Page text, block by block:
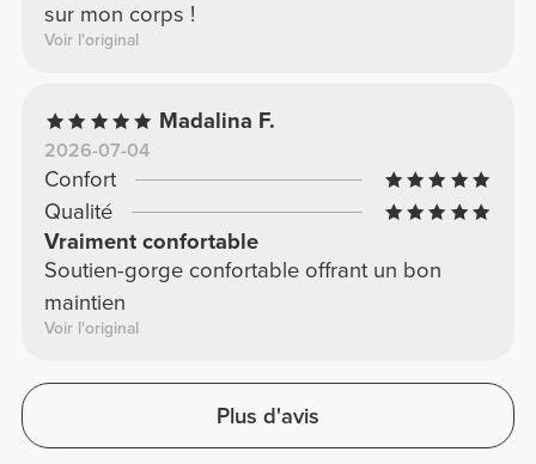
sur mon corps !
Voir l'original
Madalina F.
2026-07-04
Confort
Qualité
Vraiment confortable
Soutien-gorge confortable offrant un bon
maintien
Voir l'original
Plus d'avis